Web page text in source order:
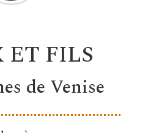
FILS
de Venise